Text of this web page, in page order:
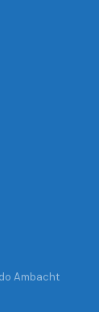
Ambacht